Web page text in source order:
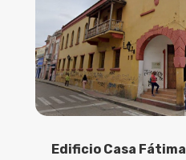
Edificio Casa Fátima